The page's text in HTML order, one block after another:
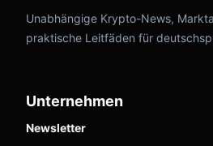
Unabhängige Krypto-News,
praktische Leitfäden für
Unternehmen
Newsletter